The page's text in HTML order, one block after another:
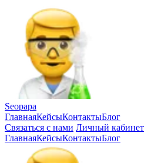
Seopapa
ГлавнаяКейсыКонтактыБлог
Связаться с нами Личный кабинет
ГлавнаяКейсыКонтактыБлог